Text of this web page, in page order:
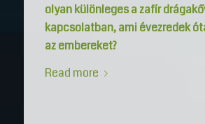
olyan különleges a zafír
kapcsolatban, ami évezredek
az embereket?
Read more